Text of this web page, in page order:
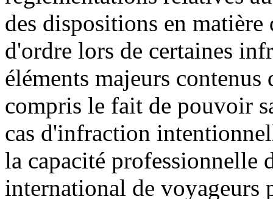
des dispositions en
d'ordre lors de certaines
éléments majeurs
compris le fait de pouvoir
cas d'infraction
la capacité professionnelle
international de voyageurs